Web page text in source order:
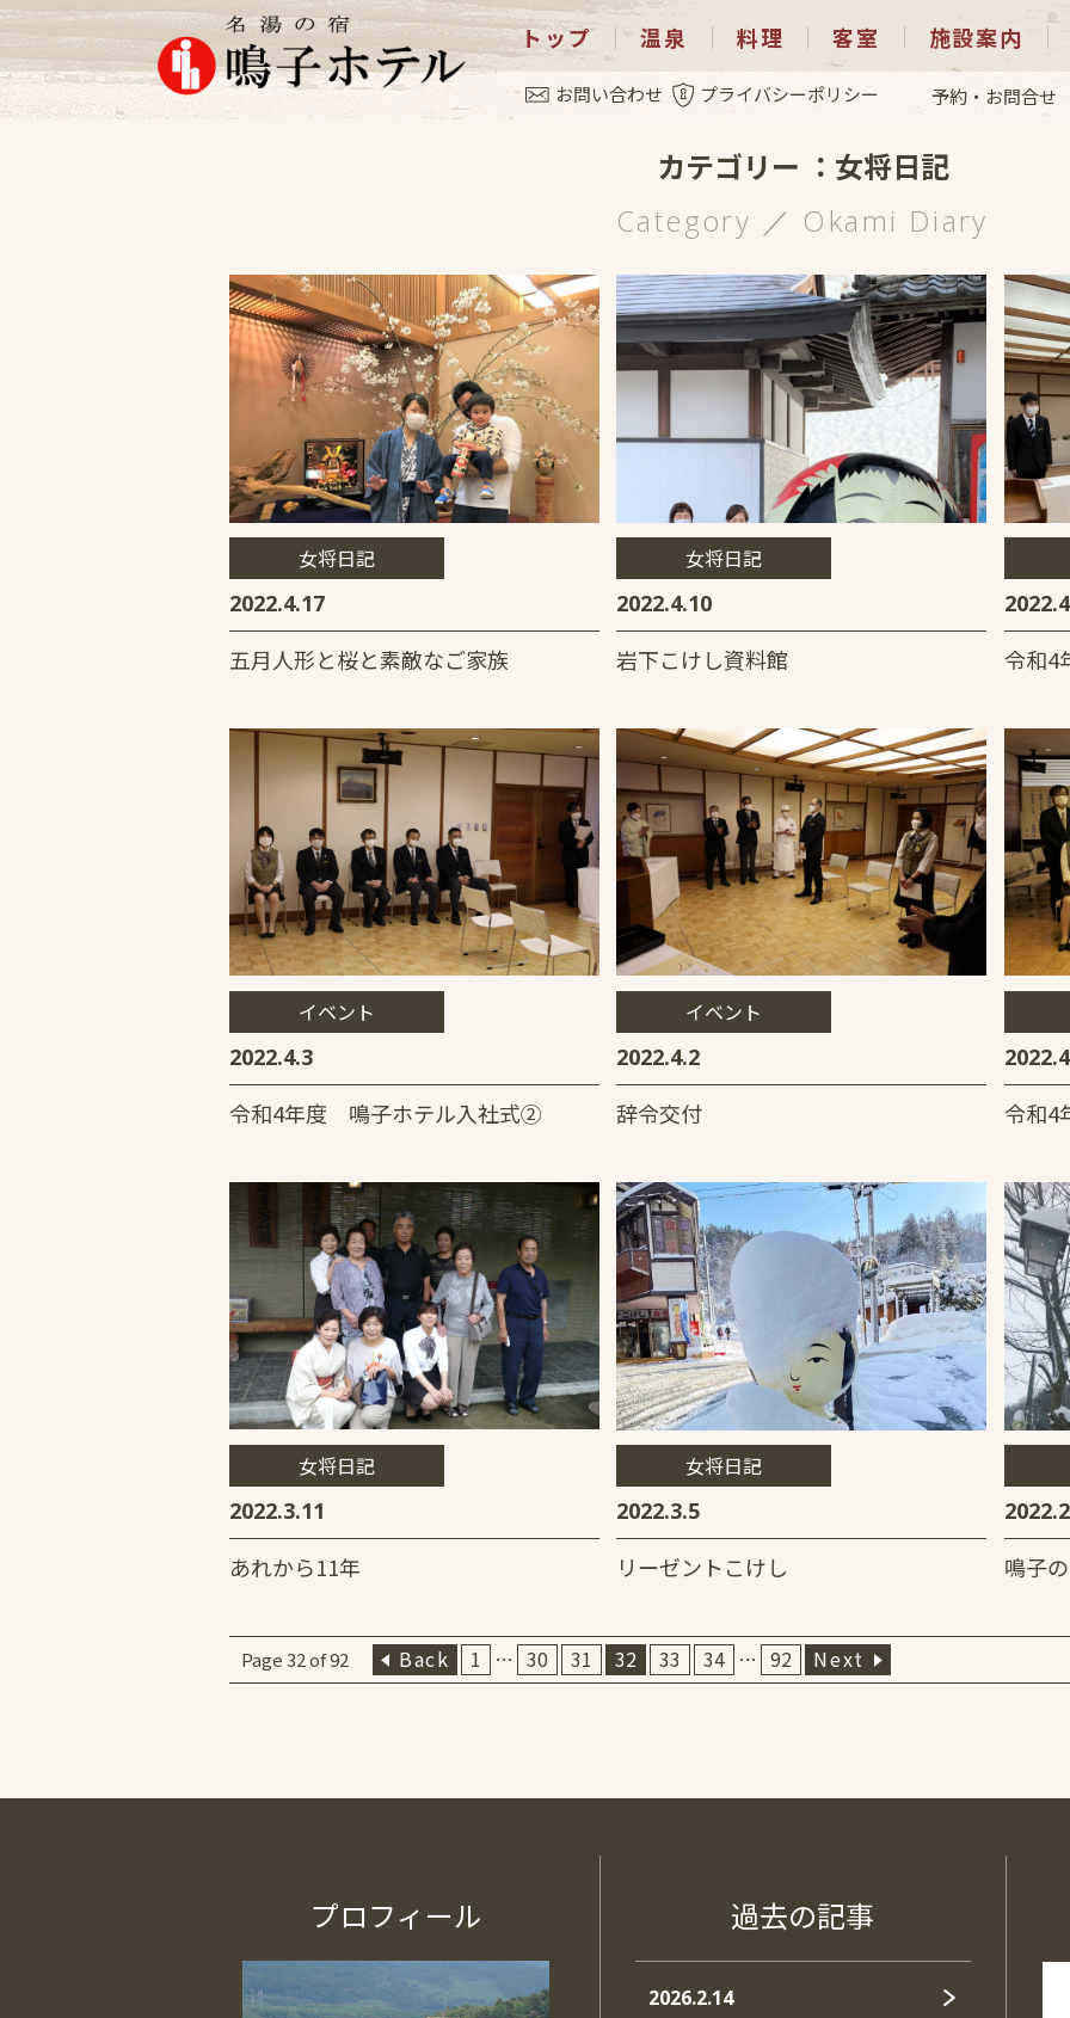
トップ 温泉 料理 客室 施設案内
お問い合わせ プライバシーポリシー 予約・お問合せ
女将日記
カテゴリー ：女将日記
Category ／ Okami Diary
女将日記
2022.4.17
五月人形と桜と素敵なご家族
女将日記
2022.4.10
岩下こけし資料館 令和4
イベント
2022.4.3
令和4年度 鳴子ホテル入社式②
イベント
2022.4.2
辞令交付 令和4
女将日記
2022.3.11
あれから11年
女将日記
2022.3.5
リーゼントこけし 鳴子
Page 32 of 92 Back 1 … 30 31 32 33 34 … 92 Next
プロフィール 過去の記事
2026.2.14